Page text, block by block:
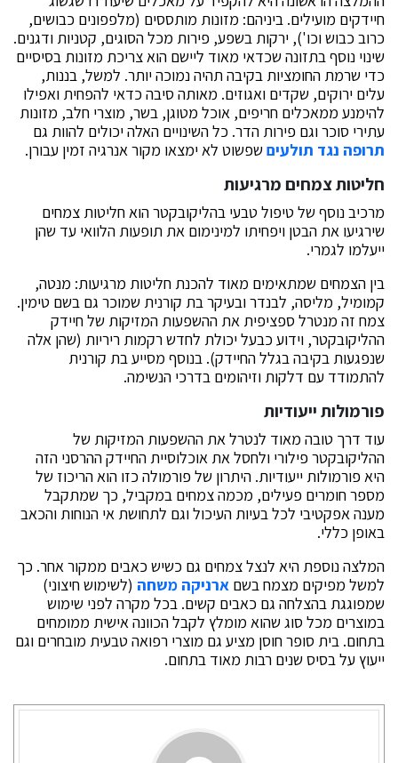
חיידקים מועילים. ביניהם: מזונות מותססים (מלפפונים כבושים,
כרוב כבוש וכו'), ירקות בשפע, פירות מכל הסוגים, קטניות ודגנים.
שינוי נוסף בתזונה שכדאי מאוד ליישם הוא צריכת מזונות בסיסיים
כדי שרמת החומציות בקיבה תהיה נמוכה יותר. למשל, בננות,
עלים ירוקים, שקדים ואגוזים. מאותה סיבה כדאי להפחית ואפילו
להימנע ממאכלים חריפים, אוכל מטוגן, בשר, מוצרי חלב, מזונות
עתירי סוכר וגם פירות הדר. כל השינויים האלה יכולים להוות גם
תרופה נגד תולעיםשפשוט לא ימצאו מקור אנרגיה זמין עבורן.
חליטות צמחים מרגיעות
מרכיב נוסף של טיפול טבעי בהליקובקטר הוא חליטות צמחים
שירגיעו את הבטן ויפחיתו למינימום את תופעות הלוואי עד שהן
ייעלמו לגמרי.
בין הצמחים שמתאימים מאוד להכנת חליטות מרגיעות: מנטה,
קמומיל, מליסה, לבנדר ובעיקר בת קורנית שמוכר גם בשם טימין.
צמח זה מנטרל ספציפית את ההשפעות המזיקות של חיידק
ההליקובקטר, וידוע כבעל יכולת לחדש רקמות ריריות (שהן אלה
שנפגעות בקיבה בגלל החיידק). בנוסף מסייע בת קורנית
להתמודד עם דלקות וזיהומים בדרכי הנשימה.
פורמולות ייעודיות
עוד דרך טובה מאוד לנטרל את ההשפעות המזיקות של
ההליקובקטר פילורי ולחסל את אוכלוסיית החיידק ההרסני הזה
היא פורמולות ייעודיות. היתרון של פורמולה כזו הוא הריכוז של
מספר חומרים פעילים, מכמה צמחים במקביל, כך שמתקבל
מענה אפקטיבי לכל בעיות העיכול וגם לתחושת אי הנוחות והכאב
באופן כללי.
המלצה נוספת היא לנצל צמחים גם כשיש כאבים ממקור אחר. כך
למשל מפיקים מצמח בשם ארניקה משחה(לשימוש חיצוני)
שמפוגגת בהצלחה גם כאבים קשים. בכל מקרה לפני שימוש
במוצרים מכל סוג שהוא מומלץ לקבל הכוונה אישית ממומחים
בתחום. בית סופר חוסן מציע גם מוצרי רפואה טבעית מובחרים וגם
ייעוץ על בסיס שנים רבות מאוד בתחום.